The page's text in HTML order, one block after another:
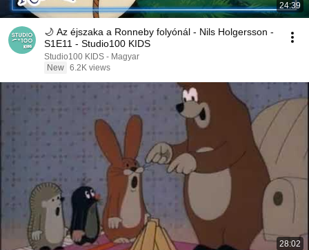
24:39
🌙 Az éjszaka a Ronneby folyónál - Nils Holgersson -
S1E11 - Studio100 KIDS
Studio100 KIDS - Magyar
New 6.2K views
28:02